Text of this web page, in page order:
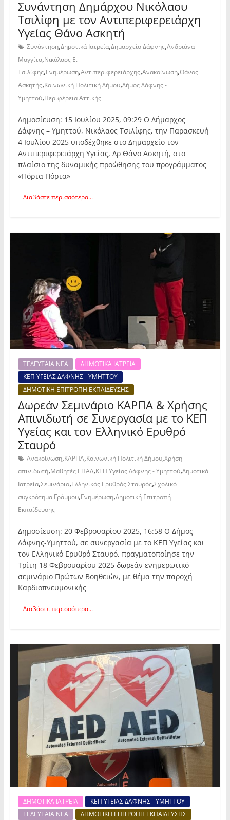
Συνάντηση Δημάρχου Νικόλαου
Τσιλίφη με τον Αντιπεριφερειάρχη
Υγείας Θάνο Ασκητή
Συνάντηση,Δημοτικά Ιατρεία,Δημαρχείο Δάφνης,Ανδριάνα
Μαγγίτα,Νικόλαος Ε.
Τσιλίφης,Ενημέρωση,Αντιπεριφερειάρχης,Ανακοίνωση,Θάνος
Ασκητής,Κοινωνική Πολιτική Δήμου,Δήμος Δάφνης -
Υμηττού,Περιφέρεια Αττικής
Δημοσίευση: 15 Ιουλίου 2025, 09:29 Ο Δήμαρχος
Δάφνης – Υμηττού, Νικόλαος Τσιλίφης, την Παρασκευή
4 Ιουλίου 2025 υποδέχθηκε στο Δημαρχείο τον
Αντιπεριφερειάρχη Υγείας, Δρ Θάνο Ασκητή, στο
πλαίσιο της δυναμικής προώθησης του προγράμματος
«Πόρτα Πόρτα»
Διαβάστε περισσότερα...
ΤΕΛΕΥΤΑΙΑ ΝΕΑ
ΔΗΜΟΤΙΚΑ ΙΑΤΡΕΙΑ
ΚΕΠ ΥΓΕΙΑΣ ΔΑΦΝΗΣ - ΥΜΗΤΤΟΥ
ΔΗΜΟΤΙΚΗ ΕΠΙΤΡΟΠΗ ΕΚΠΑΙΔΕΥΣΗΣ
Δωρεάν Σεμινάριο ΚΑΡΠΑ & Χρήσης
Απινιδωτή σε Συνεργασία με το ΚΕΠ
Υγείας και τον Ελληνικό Ερυθρό
Σταυρό
Ανακοίνωση,ΚΑΡΠΑ,Κοινωνική Πολιτική Δήμου,Χρήση
απινιδωτή,Μαθητές ΕΠΑΛ,ΚΕΠ Υγείας Δάφνης - Υμηττού,Δημοτικά
Ιατρεία,Σεμινάριο,Ελληνικός Ερυθρός Σταυρός,Σχολικό
συγκρότημα Γράμμου,Ενημέρωση,Δημοτική Επιτροπή
Εκπαίδευσης
Δημοσίευση: 20 Φεβρουαρίου 2025, 16:58 Ο Δήμος
Δάφνης-Υμηττού, σε συνεργασία με το ΚΕΠ Υγείας και
τον Ελληνικό Ερυθρό Σταυρό, πραγματοποίησε την
Τρίτη 18 Φεβρουαρίου 2025 δωρεάν ενημερωτικό
σεμινάριο Πρώτων Βοηθειών, με θέμα την παροχή
Καρδιοπνευμονικής
Διαβάστε περισσότερα...
ΔΗΜΟΤΙΚΑ ΙΑΤΡΕΙΑ
ΚΕΠ ΥΓΕΙΑΣ ΔΑΦΝΗΣ - ΥΜΗΤΤΟΥ
ΤΕΛΕΥΤΑΙΑ ΝΕΑ
ΔΗΜΟΤΙΚΗ ΕΠΙΤΡΟΠΗ ΕΚΠΑΙΔΕΥΣΗΣ